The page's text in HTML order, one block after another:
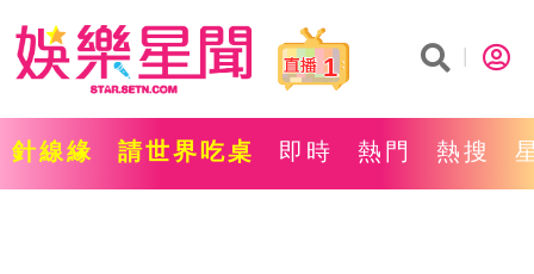
1
針線緣 請世界吃桌 即時 熱門 熱搜